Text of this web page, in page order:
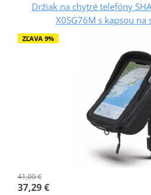
Držiak na chytré telefóny
X0SG76M s kapsou na
ZĽAVA 9%
41,00 €
37,29 €